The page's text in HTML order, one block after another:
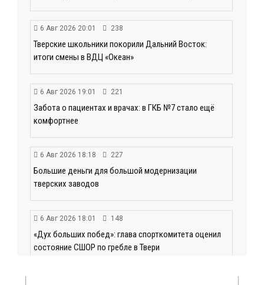
6 Авг 2026 20:01 238
Тверские школьники покорили Дальний Восток:
итоги смены в ВДЦ «Океан»
6 Авг 2026 19:01 221
Забота о пациентах и врачах: в ГКБ №7 стало ещё
комфортнее
6 Авг 2026 18:18 227
Большие деньги для большой модернизации
тверских заводов
6 Авг 2026 18:01 148
«Дух больших побед»: глава спорткомитета оценил
состояние СШОР по гребле в Твери